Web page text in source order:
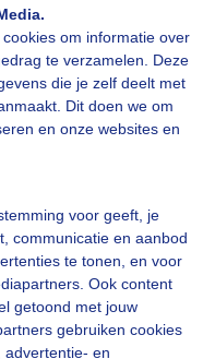
om informatie over
te verzamelen. Deze
die je zelf deelt met
Dit doen we om
en onze websites en
voor geeft, je
communicatie en aanbod
te tonen, en voor
Ook content
getoond met jouw
gebruiken cookies
en